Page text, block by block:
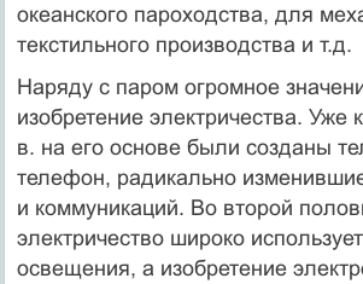
океанского пароходства, для
текстильного производства и т.д.
Наряду с паром огромное
изобретение электричества. Уже
в. на его основе были созданы
телефон, радикально
и коммуникаций. Во второй
электричество широко
освещения, а изобретение